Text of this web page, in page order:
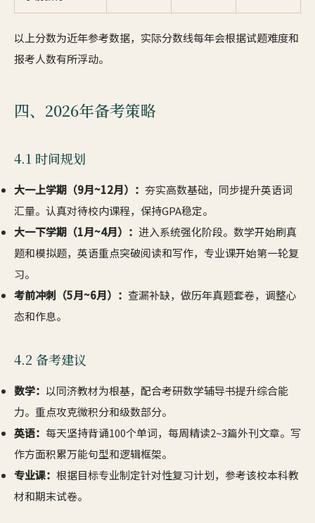
以上分数为近年参考数据，实际分数线每年会根据试题难度和
报考人数有所浮动。
四、2026年备考策略
4.1 时间规划
大一上学期（9月~12月）： 夯实高数基础，同步提升英语词
汇量。认真对待校内课程，保持GPA稳定。
大一下学期（1月~4月）： 进入系统强化阶段。数学开始刷真
题和模拟题，英语重点突破阅读和写作，专业课开始第一轮复
习。
考前冲刺（5月~6月）： 查漏补缺，做历年真题套卷，调整心
态和作息。
4.2 备考建议
数学： 以同济教材为根基，配合考研数学辅导书提升综合能
力。重点攻克微积分和级数部分。
英语： 每天坚持背诵100个单词，每周精读2~3篇外刊文章。写
作方面积累万能句型和逻辑框架。
专业课： 根据目标专业制定针对性复习计划，参考该校本科教
材和期末试卷。